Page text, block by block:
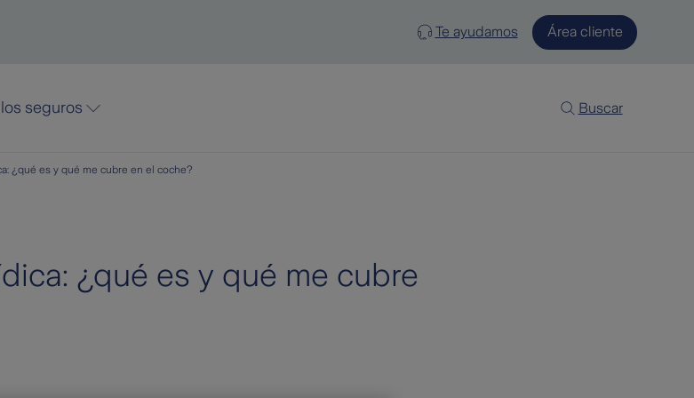
Te ayudamos Área cliente
seguros Buscar
¿qué es y qué me cubre en el coche?
¿qué es y qué me cubre